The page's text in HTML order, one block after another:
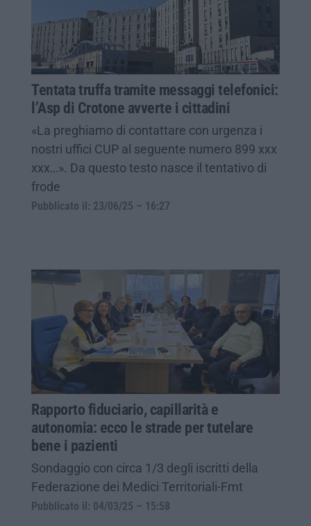
Tentata truffa tramite messaggi telefonici:
l’Asp di Crotone avverte i cittadini
«La preghiamo di contattare con urgenza i
nostri uffici CUP al seguente numero 899 xxx
xxx…». Da questo testo nasce il tentativo di
frode
Pubblicato il: 23/06/25 – 16:27
Rapporto fiduciario, capillarità e
autonomia: ecco le strade per tutelare
bene i pazienti
Sondaggio con circa 1/3 degli iscritti della
Federazione dei Medici Territoriali-Fmt
Pubblicato il: 04/03/25 – 15:58